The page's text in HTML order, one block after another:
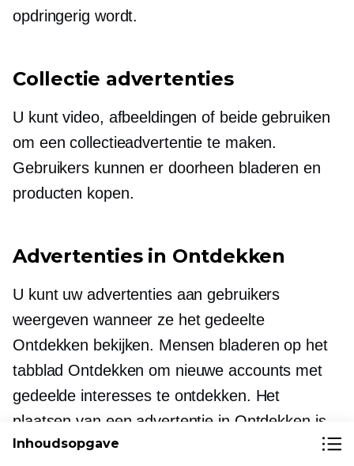
opdringerig wordt.
Collectie advertenties
U kunt video, afbeeldingen of beide gebruiken
om een ​​collectieadvertentie te maken.
Gebruikers kunnen er doorheen bladeren en
producten kopen.
Advertenties in Ontdekken
U kunt uw advertenties aan gebruikers
weergeven wanneer ze het gedeelte
Ontdekken bekijken. Mensen bladeren op het
tabblad Ontdekken om nieuwe accounts met
gedeelde interesses te ontdekken. Het
plaatsen van een advertentie in Ontdekken is
dus een goede kans om de aandacht te
Inhoudsopgave